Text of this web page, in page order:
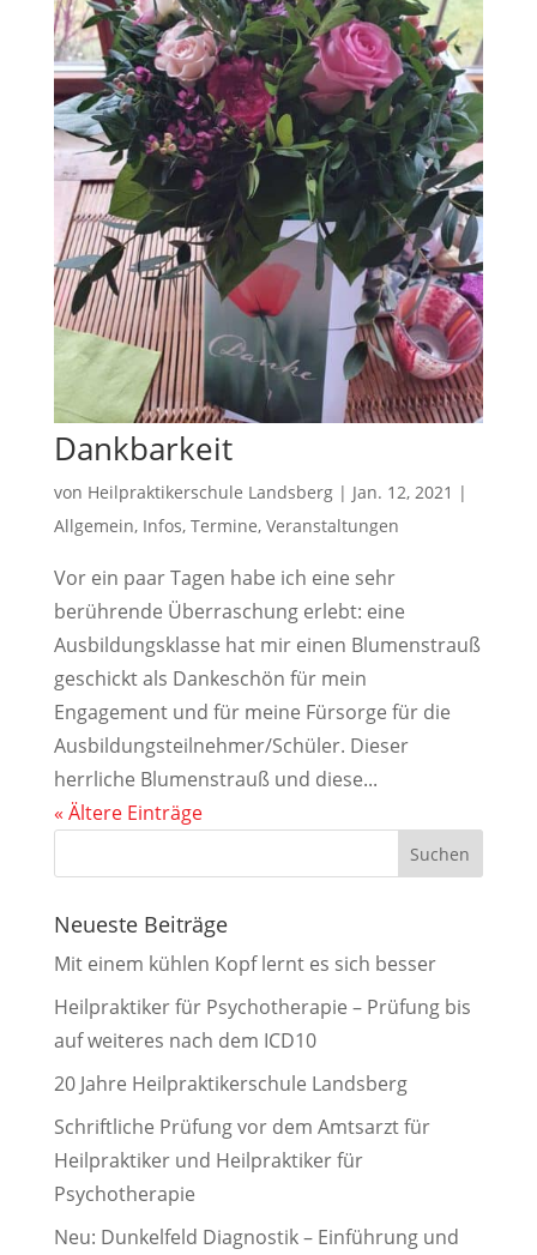
Dankbarkeit
von Heilpraktikerschule Landsberg| Jan. 12, 2021 |
Allgemein, Infos, Termine, Veranstaltungen
Vor ein paar Tagen habe ich eine sehr
berührende Überraschung erlebt: eine
Ausbildungsklasse hat mir einen Blumenstrauß
geschickt als Dankeschön für mein
Engagement und für meine Fürsorge für die
Ausbildungsteilnehmer/Schüler. Dieser
herrliche Blumenstrauß und diese...
« Ältere Einträge
Neueste Beiträge
Mit einem kühlen Kopf lernt es sich besser
Heilpraktiker für Psychotherapie – Prüfung bis
auf weiteres nach dem ICD10
20 Jahre Heilpraktikerschule Landsberg
Schriftliche Prüfung vor dem Amtsarzt für
Heilpraktiker und Heilpraktiker für
Psychotherapie
Neu: Dunkelfeld Diagnostik – Einführung und